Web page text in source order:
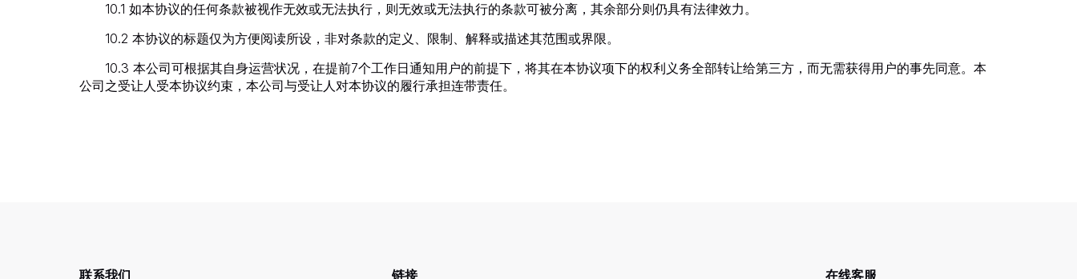
10.1 如本协议的任何条款被视作无效或无法执行，则无效或无法执行的条款可被分离，其余部分则仍具有法律效力。
10.2 本协议的标题仅为方便阅读所设，非对条款的定义、限制、解释或描述其范围或界限。
10.3 本公司可根据其自身运营状况，在提前7个工作日通知用户的前提下，将其在本协议项下的权利义务全部转让给第三方，而无需获得用户的事先同意。本
公司之受让人受本协议约束，本公司与受让人对本协议的履行承担连带责任。
联系我们 链接 在线客服